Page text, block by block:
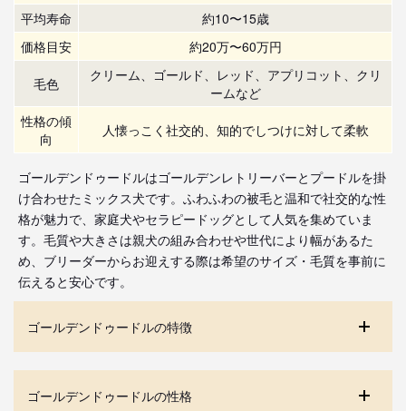
平均寿命
約10〜15歳
価格目安
約20万〜60万円
毛色
クリーム、ゴールド、レッド、アプリコット、クリ
ームなど
性格の傾
向
人懐っこく社交的、知的でしつけに対して柔軟
ゴールデンドゥードルはゴールデンレトリーバーとプードルを掛
け合わせたミックス犬です。ふわふわの被毛と温和で社交的な性
格が魅力で、家庭犬やセラピードッグとして人気を集めていま
す。毛質や大きさは親犬の組み合わせや世代により幅があるた
め、ブリーダーからお迎えする際は希望のサイズ・毛質を事前に
伝えると安心です。
ゴールデンドゥードルの特徴
ゴールデンドゥードルの性格